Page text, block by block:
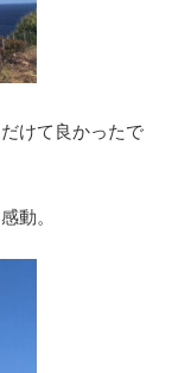
けて良かったで
動。